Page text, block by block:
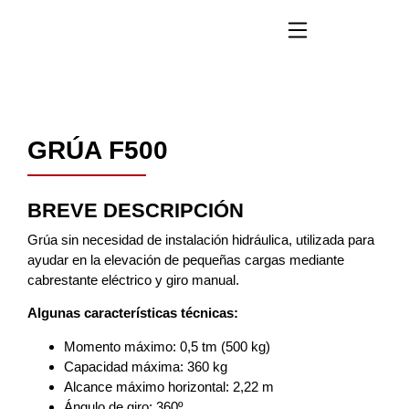
GRÚA F500
BREVE DESCRIPCIÓN
Grúa sin necesidad de instalación hidráulica, utilizada para
ayudar en la elevación de pequeñas cargas mediante
cabrestante eléctrico y giro manual.
Algunas características técnicas:
Momento máximo: 0,5 tm (500 kg)
Capacidad máxima: 360 kg
Alcance máximo horizontal: 2,22 m